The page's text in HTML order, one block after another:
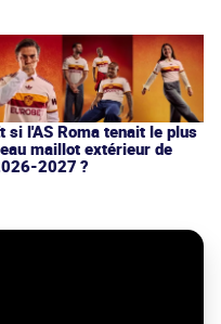
si l'AS Roma tenait le plus
maillot extérieur de
2027 ?